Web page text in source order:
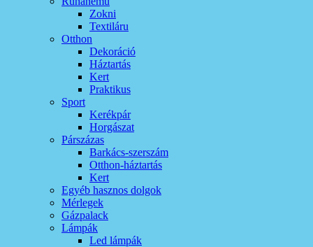
Zokni
Textiláru
Otthon
Dekoráció
Háztartás
Kert
Praktikus
Sport
Kerékpár
Horgászat
Párszázas
Barkács-szerszám
Otthon-háztartás
Kert
Egyéb hasznos dolgok
Mérlegek
Gázpalack
Lámpák
Led lámpák